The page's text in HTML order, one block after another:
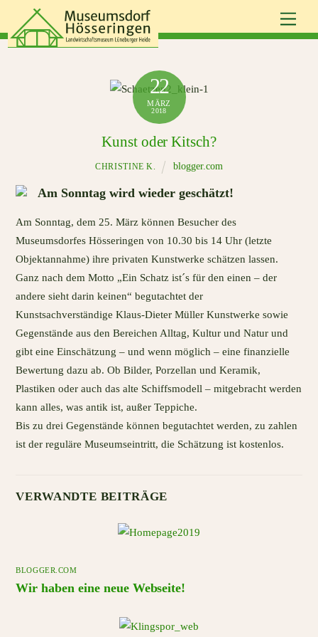
content
22
MÄRZ
2018
Kunst oder Kitsch?
CHRISTINE K. blogger.com
Am Sonntag wird wieder geschätzt!
Am Sonntag, dem 25. März können Besucher des
Museumsdorfes Hösseringen von 10.30 bis 14 Uhr (letzte
Objektannahme) ihre privaten Kunstwerke schätzen lassen.
Ganz nach dem Motto „Ein Schatz ist´s für den einen – der
andere sieht darin keinen“ begutachtet der
Kunstsachverständige Klaus-Dieter Müller Kunstwerke sowie
Gegenstände aus den Bereichen Alltag, Kultur und Natur und
gibt eine Einschätzung – und wenn möglich – eine finanzielle
Bewertung dazu ab. Ob Bilder, Porzellan und Keramik,
Plastiken oder auch das alte Schiffsmodell – mitgebracht werden
kann alles, was antik ist, außer Teppiche.
Bis zu drei Gegenstände können begutachtet werden, zu zahlen
ist der reguläre Museumseintritt, die Schätzung ist kostenlos.
VERWANDTE BEITRÄGE
BLOGGER.COM
Wir haben eine neue Webseite!